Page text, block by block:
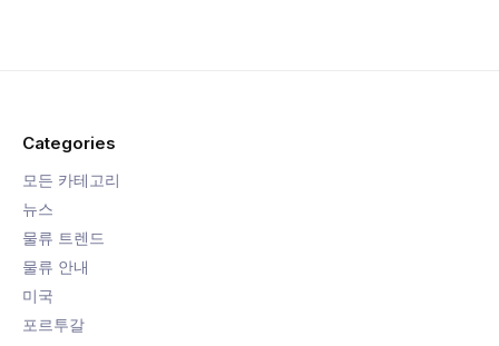
Categories
모든 카테고리
뉴스
물류 트렌드
물류 안내
미국
포르투갈